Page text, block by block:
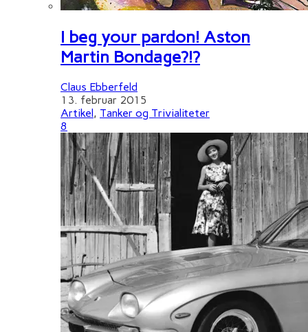
I beg your pardon! Aston
Martin Bondage?!?
Claus Ebberfeld
13. februar 2015
Artikel, Tanker og Trivialiteter
8